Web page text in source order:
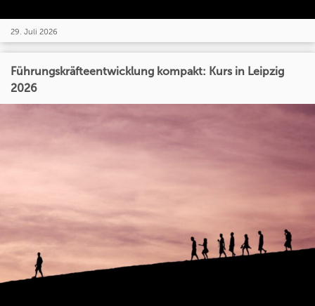
29. Juli 2026
Führungskräfteentwicklung kompakt: Kurs in Leipzig
2026